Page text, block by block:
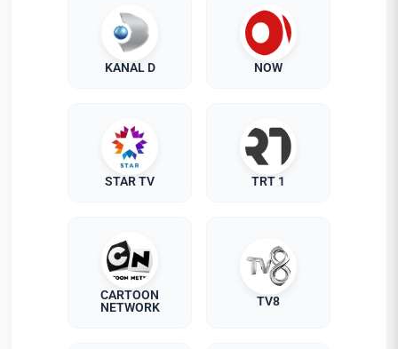
KANAL D NOW
STAR TV TRT 1
CARTOON
NETWORK
TV8